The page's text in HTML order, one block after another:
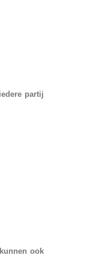
partij
ook